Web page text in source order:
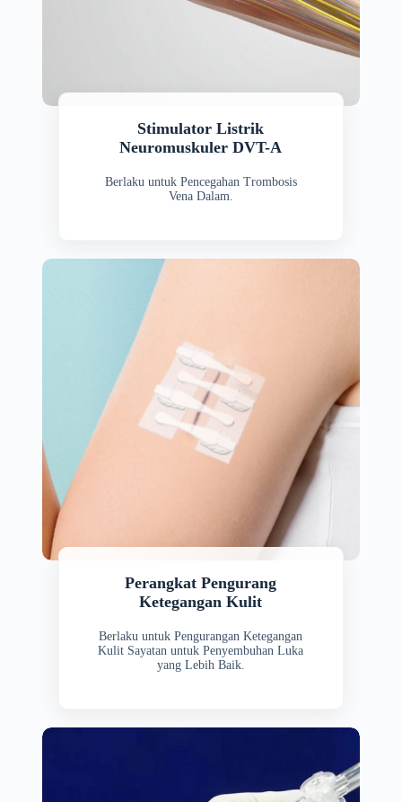
Stimulator Listrik
Neuromuskuler DVT-A
Berlaku untuk Pencegahan Trombosis
Vena Dalam.
Perangkat Pengurang
Ketegangan Kulit
Berlaku untuk Pengurangan Ketegangan
Kulit Sayatan untuk Penyembuhan Luka
yang Lebih Baik.